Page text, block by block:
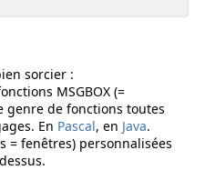
sorcier :
MSGBOX (=
genre de fonctions toutes
En Pascal, en Java.
= fenêtres) personnalisées